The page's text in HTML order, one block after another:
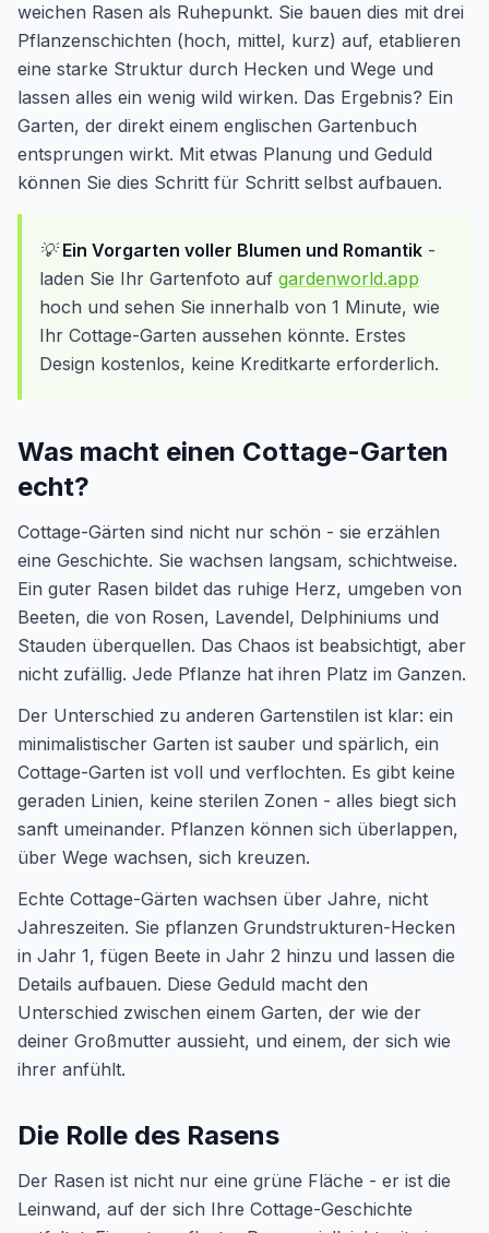
weichen Rasen als Ruhepunkt. Sie bauen dies mit drei
Pflanzenschichten (hoch, mittel, kurz) auf, etablieren
eine starke Struktur durch Hecken und Wege und
lassen alles ein wenig wild wirken. Das Ergebnis? Ein
Garten, der direkt einem englischen Gartenbuch
entsprungen wirkt. Mit etwas Planung und Geduld
können Sie dies Schritt für Schritt selbst aufbauen.
💡Ein Vorgarten voller Blumen und Romantik -
laden Sie Ihr Gartenfoto auf gardenworld.app
hoch und sehen Sie innerhalb von 1 Minute, wie
Ihr Cottage-Garten aussehen könnte. Erstes
Design kostenlos, keine Kreditkarte erforderlich.
Was macht einen Cottage-Garten
echt?
Cottage-Gärten sind nicht nur schön - sie erzählen
eine Geschichte. Sie wachsen langsam, schichtweise.
Ein guter Rasen bildet das ruhige Herz, umgeben von
Beeten, die von Rosen, Lavendel, Delphiniums und
Stauden überquellen. Das Chaos ist beabsichtigt, aber
nicht zufällig. Jede Pflanze hat ihren Platz im Ganzen.
Der Unterschied zu anderen Gartenstilen ist klar: ein
minimalistischer Garten ist sauber und spärlich, ein
Cottage-Garten ist voll und verflochten. Es gibt keine
geraden Linien, keine sterilen Zonen - alles biegt sich
sanft umeinander. Pflanzen können sich überlappen,
über Wege wachsen, sich kreuzen.
Echte Cottage-Gärten wachsen über Jahre, nicht
Jahreszeiten. Sie pflanzen Grundstrukturen-Hecken
in Jahr 1, fügen Beete in Jahr 2 hinzu und lassen die
Details aufbauen. Diese Geduld macht den
Unterschied zwischen einem Garten, der wie der
deiner Großmutter aussieht, und einem, der sich wie
ihrer anfühlt.
Die Rolle des Rasens
Der Rasen ist nicht nur eine grüne Fläche - er ist die
Leinwand, auf der sich Ihre Cottage-Geschichte